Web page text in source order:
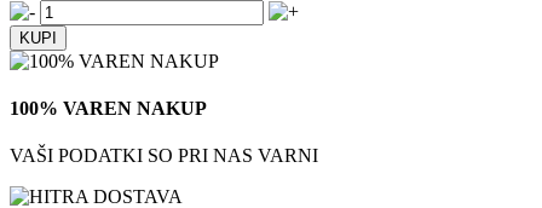
100% VAREN NAKUP
VAŠI PODATKI SO PRI NAS VARNI